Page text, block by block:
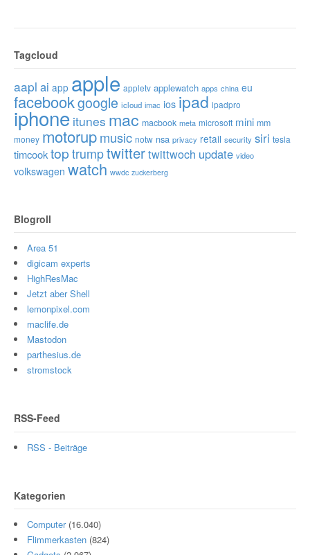
Tagcloud
aapl ai app apple appletv applewatch apps china eu
facebookgoogle icloud imac ios ipad ipadpro
iphone itunes mac macbook meta microsoft mini mm
money motorupmusic notw nsa privacy retail security siri tesla
timcooktop trumptwittertwittwoch update video
volkswagen watch wwdc zuckerberg
Blogroll
Area 51
digicam experts
HighResMac
Jetzt aber Shell
lemonpixel.com
maclife.de
Mastodon
parthesius.de
stromstock
RSS-Feed
RSS - Beiträge
Kategorien
Computer(16.040)
Flimmerkasten (824)